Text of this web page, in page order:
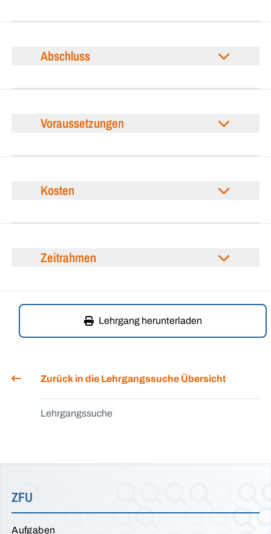
Abschluss
Voraussetzungen
Kosten
Zeitrahmen
Lehrgang herunterladen
Zurück in die Lehrgangssuche Übersicht
Lehrgangssuche
ZFU
Aufgaben